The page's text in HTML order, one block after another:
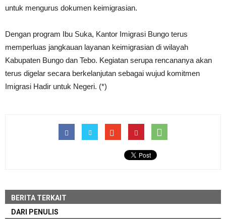
untuk mengurus dokumen keimigrasian.
Dengan program Ibu Suka, Kantor Imigrasi Bungo terus
memperluas jangkauan layanan keimigrasian di wilayah
Kabupaten Bungo dan Tebo. Kegiatan serupa rencananya akan
terus digelar secara berkelanjutan sebagai wujud komitmen
Imigrasi Hadir untuk Negeri. (*)
BERITA TERKAIT
DARI PENULIS